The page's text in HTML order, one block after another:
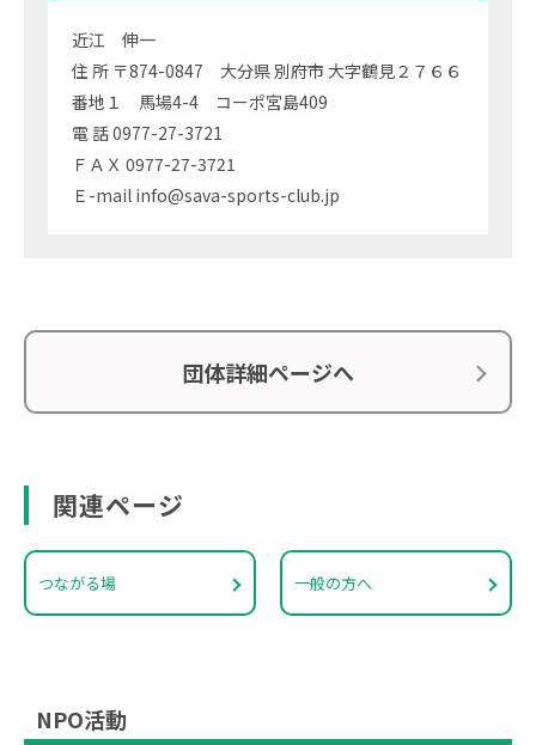
近江 伸一
住 所 〒874-0847 大分県 別府市 大字鶴見２７６６
番地１ 馬場4-4 コーポ宮島409
電 話 0977-27-3721
ＦＡＸ 0977-27-3721
Ｅ-mail info@sava-sports-club.jp
団体詳細ページへ
関連ページ
つながる場 一般の方へ
NPO活動